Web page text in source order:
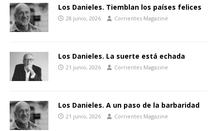
Los Danieles. Tiemblan los países felices
28 junio, 2026 Corrientes Magazine
Los Danieles. La suerte está echada
21 junio, 2026 Corrientes Magazine
Los Danieles. A un paso de la barbaridad
21 junio, 2026 Corrientes Magazine